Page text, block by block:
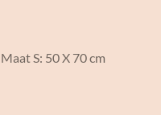
Maat S: 50 X 70 cm